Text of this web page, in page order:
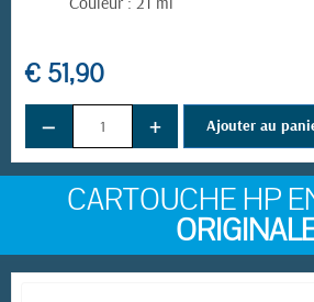
€ 51,90
− + Ajouter au
CARTOUCHE HP